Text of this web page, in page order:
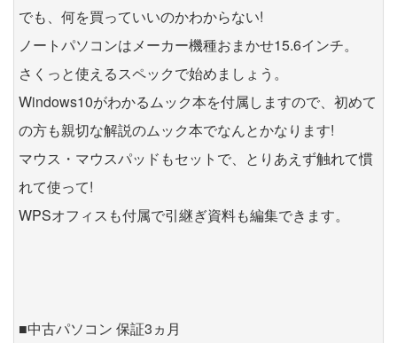
でも、何を買っていいのかわからない!
ノートパソコンはメーカー機種おまかせ15.6インチ。
さくっと使えるスペックで始めましょう。
Windows10がわかるムック本を付属しますので、初めて
の方も親切な解説のムック本でなんとかなります!
マウス・マウスパッドもセットで、とりあえず触れて慣
れて使って!
WPSオフィスも付属で引継ぎ資料も編集できます。
■中古パソコン 保証3ヵ月